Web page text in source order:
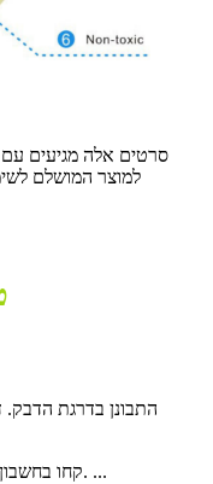
סרטים אלה מגיעים
למוצר המושלם
2. קחו בחשבון את הסביבות בהן תיפגש הקלטת שלכם. ...